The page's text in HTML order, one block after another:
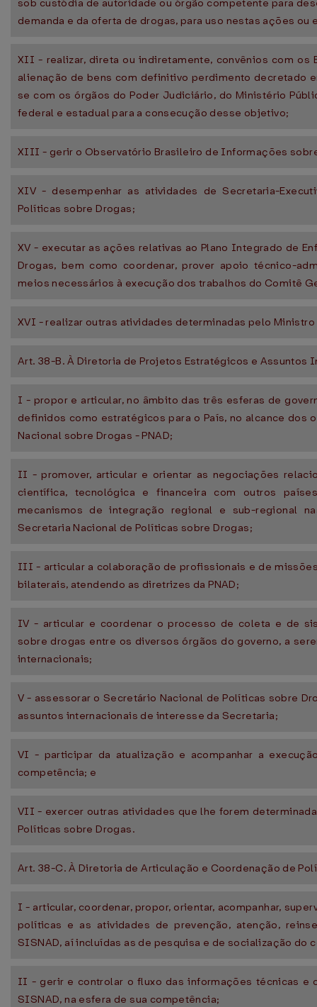
sob custódia de autoridade ou órgão competente para
demanda e da oferta de drogas, para uso nestas ações ou
XII - realizar, direta ou indiretamente, convênios com os
alienação de bens com definitivo perdimento decretado
se com os órgãos do Poder Judiciário, do Ministério
federal e estadual para a consecução desse objetivo;
XIII - gerir o Observatório Brasileiro de Informações
XIV - desempenhar as atividades de Secretaria-
Políticas sobre Drogas;
XV - executar as ações relativas ao Plano Integrado de
Drogas, bem como coordenar, prover apoio técnico-
meios necessários à execução dos trabalhos do Comitê
XVI - realizar outras atividades determinadas pelo Ministro
Art. 38-B. À Diretoria de Projetos Estratégicos e Assuntos
I - propor e articular, no âmbito das três esferas de
definidos como estratégicos para o País, no alcance dos
Nacional sobre Drogas - PNAD;
II - promover, articular e orientar as negociações
científica, tecnológica e financeira com outros
mecanismos de integração regional e sub-regional
Secretaria Nacional de Políticas sobre Drogas;
III - articular a colaboração de profissionais e de
bilaterais, atendendo as diretrizes da PNAD;
IV - articular e coordenar o processo de coleta e de
sobre drogas entre os diversos órgãos do governo, a
internacionais;
V - assessorar o Secretário Nacional de Políticas sobre
assuntos internacionais de interesse da Secretaria;
VI - participar da atualização e acompanhar a
competência; e
VII - exercer outras atividades que lhe forem
Políticas sobre Drogas.
Art. 38-C. À Diretoria de Articulação e Coordenação de
I - articular, coordenar, propor, orientar, acompanhar,
políticas e as atividades de prevenção, atenção,
SISNAD, aí incluídas as de pesquisa e de socialização do
II - gerir e controlar o fluxo das informações técnicas e
SISNAD, na esfera de sua competência;